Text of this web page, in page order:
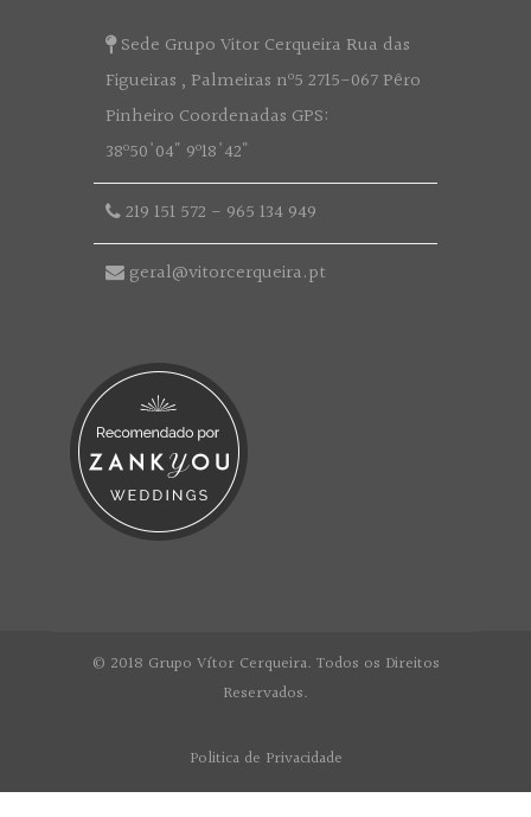
Sede Grupo Vitor Cerqueira Rua das
Figueiras , Palmeiras nº5 2715-067 Pêro
Pinheiro Coordenadas GPS:
38º50'04" 9º18'42"
219 151 572 - 965 134 949
geral@vitorcerqueira.pt
© 2018 Grupo Vítor Cerqueira. Todos os Direitos
Reservados.
Politica de Privacidade